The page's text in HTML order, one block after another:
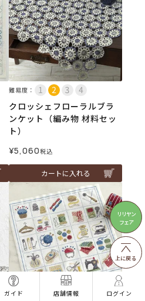
ガイド 店舗情報 ログイン
リリヤン
フェア
上に戻る
難易度：
クロッシェフローラルブラ
ンケット（編み物 材料セッ
ト）
¥5,060税込
カートに入れる